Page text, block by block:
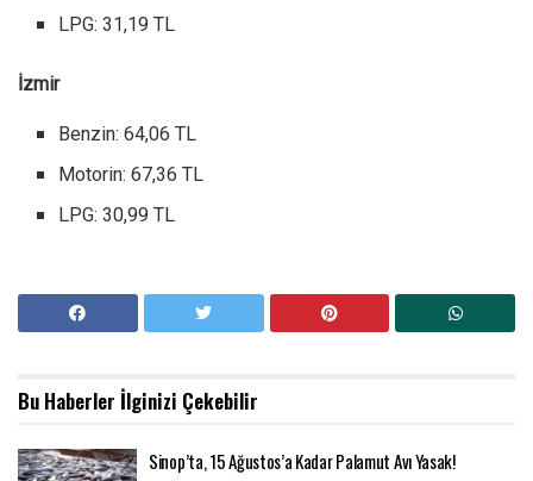
LPG: 31,19 TL
İzmir
Benzin: 64,06 TL
Motorin: 67,36 TL
LPG: 30,99 TL
Bu Haberler İlginizi Çekebilir
Sinop’ta, 15 Ağustos’a Kadar Palamut Avı Yasak!